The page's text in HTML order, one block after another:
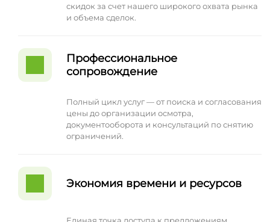
скидок за счет нашего широкого охвата рынка
и объема сделок.
Профессиональное
сопровождение
Полный цикл услуг — от поиска и согласования
цены до организации осмотра,
документооборота и консультаций по снятию
ограничений.
Экономия времени и ресурсов